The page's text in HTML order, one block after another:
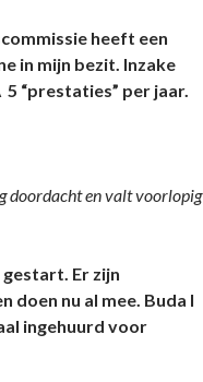
heeft een
in mijn bezit. Inzake
“prestaties” per jaar.
doordacht en valt voorlopig
Er zijn
doen nu al mee. Buda I
ingehuurd voor